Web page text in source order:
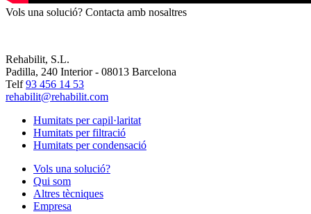
Vols una solució? Contacta amb nosaltres
Rehabilit, S.L.
Padilla, 240 Interior - 08013 Barcelona
Telf93 456 14 53
rehabilit@rehabilit.com
Humitats per capil·laritat
Humitats per filtració
Humitats per condensació
Vols una solució?
Qui som
Altres tècniques
Empresa